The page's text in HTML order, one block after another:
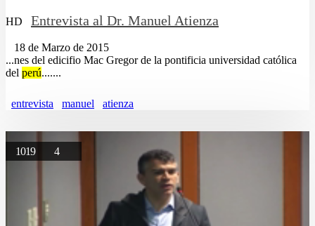
HD Entrevista al Dr. Manuel Atienza
18 de Marzo de 2015
...nes del edicifio Mac Gregor de la pontificia universidad católica
del perú.......
entrevista manuel atienza
1019 4